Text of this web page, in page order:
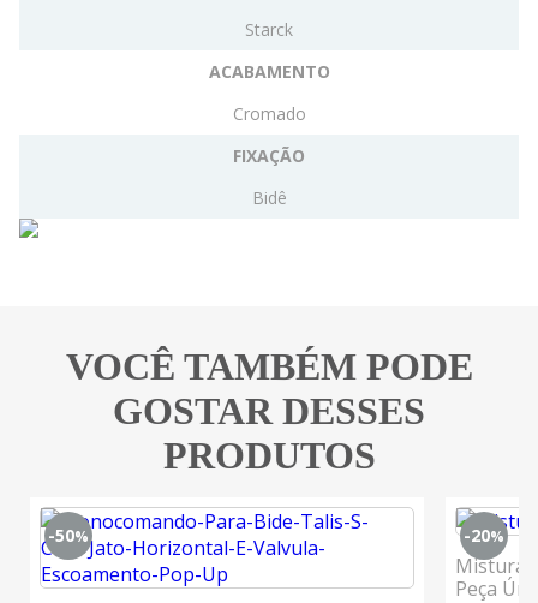
Starck
ACABAMENTO
Cromado
FIXAÇÃO
Bidê
VOCÊ TAMBÉM PODE
GOSTAR DESSES
PRODUTOS
-50% -20%
Peça